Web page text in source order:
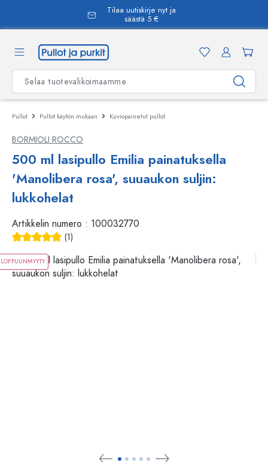
Tilaa uutiskirje nyt ja
säästä 5 €
Pullot Pullot käytön mukaan Kuviopainetut pullot
BORMIOLI ROCCO
500 ml lasipullo Emilia painatuksella
'Manolibera rosa', suuaukon suljin:
lukkohelat
Artikkelin numero : 100032770
(1)
LOPPUUNMYYTY